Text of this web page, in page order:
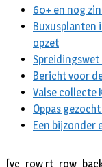
60+ en nog
Buxusplanten
opzet
Spreidingswet
Bericht voor
Valse collecte
Oppas
Een bijzonder
[vc_row